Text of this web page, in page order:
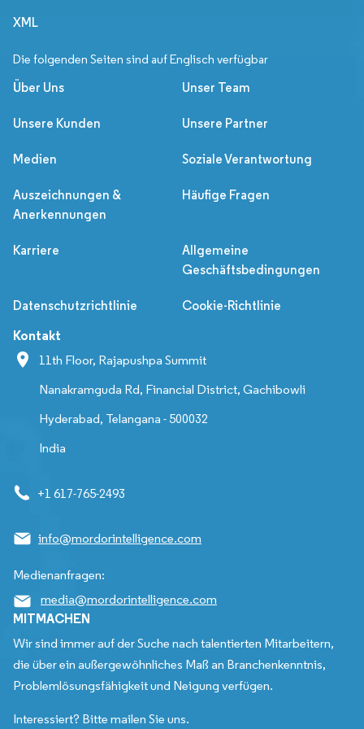
XML
Die folgenden Seiten sind auf Englisch verfügbar
Über Uns Unser Team
Unsere Kunden Unsere Partner
Medien Soziale Verantwortung
Auszeichnungen &
Anerkennungen
Häufige Fragen
Karriere
Allgemeine
Geschäftsbedingungen
Datenschutzrichtlinie Cookie-Richtlinie
Kontakt
11th Floor, Rajapushpa Summit
Nanakramguda Rd, Financial District, Gachibowli
Hyderabad, Telangana - 500032
India
+1 617-765-2493
info@mordorintelligence.com
Medienanfragen:
media@mordorintelligence.com
MITMACHEN
Wir sind immer auf der Suche nach talentierten Mitarbeitern,
die über ein außergewöhnliches Maß an Branchenkenntnis,
Problemlösungsfähigkeit und Neigung verfügen.
Interessiert? Bitte mailen Sie uns.